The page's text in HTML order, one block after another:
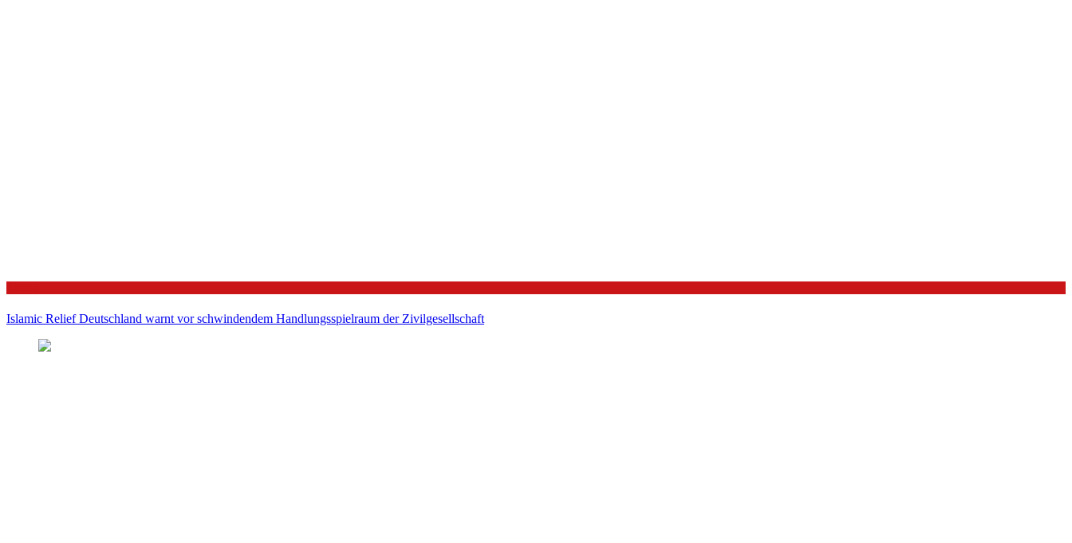
Islamic Relief Deutschland warnt vor schwindendem Handlungsspielraum der Zivilgesellschaft